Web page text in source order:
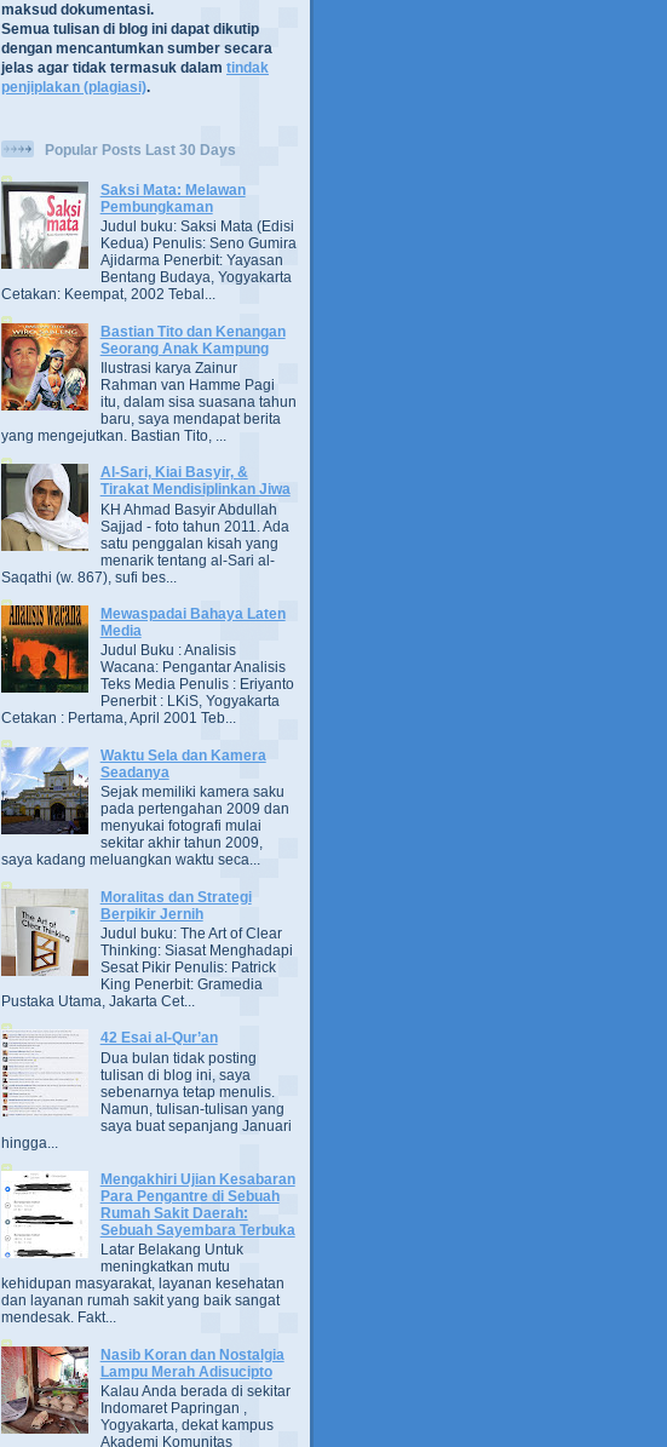
maksud dokumentasi.
Semua tulisan di blog ini dapat dikutip
dengan mencantumkan sumber secara
jelas agar tidak termasuk dalam tindak
penjiplakan (plagiasi).
Popular Posts Last 30 Days
Saksi Mata: Melawan
Pembungkaman
Judul buku: Saksi Mata (Edisi
Kedua) Penulis: Seno Gumira
Ajidarma Penerbit: Yayasan
Bentang Budaya, Yogyakarta
Cetakan: Keempat, 2002 Tebal...
Bastian Tito dan Kenangan
Seorang Anak Kampung
Ilustrasi karya Zainur
Rahman van Hamme Pagi
itu, dalam sisa suasana tahun
baru, saya mendapat berita
yang mengejutkan. Bastian Tito, ...
Al-Sari, Kiai Basyir, &
Tirakat Mendisiplinkan Jiwa
KH Ahmad Basyir Abdullah
Sajjad - foto tahun 2011. Ada
satu penggalan kisah yang
menarik tentang al-Sari al-
Saqathi (w. 867), sufi bes...
Mewaspadai Bahaya Laten
Media
Judul Buku : Analisis
Wacana: Pengantar Analisis
Teks Media Penulis : Eriyanto
Penerbit : LKiS, Yogyakarta
Cetakan : Pertama, April 2001 Teb...
Waktu Sela dan Kamera
Seadanya
Sejak memiliki kamera saku
pada pertengahan 2009 dan
menyukai fotografi mulai
sekitar akhir tahun 2009,
saya kadang meluangkan waktu seca...
Moralitas dan Strategi
Berpikir Jernih
Judul buku: The Art of Clear
Thinking: Siasat Menghadapi
Sesat Pikir Penulis: Patrick
King Penerbit: Gramedia
Pustaka Utama, Jakarta Cet...
42 Esai al-Qur’an
Dua bulan tidak posting
tulisan di blog ini, saya
sebenarnya tetap menulis.
Namun, tulisan-tulisan yang
saya buat sepanjang Januari
hingga...
Mengakhiri Ujian Kesabaran
Para Pengantre di Sebuah
Rumah Sakit Daerah:
Sebuah Sayembara Terbuka
Latar Belakang Untuk
meningkatkan mutu
kehidupan masyarakat, layanan kesehatan
dan layanan rumah sakit yang baik sangat
mendesak. Fakt...
Nasib Koran dan Nostalgia
Lampu Merah Adisucipto
Kalau Anda berada di sekitar
Indomaret Papringan ,
Yogyakarta, dekat kampus
Akademi Komunitas